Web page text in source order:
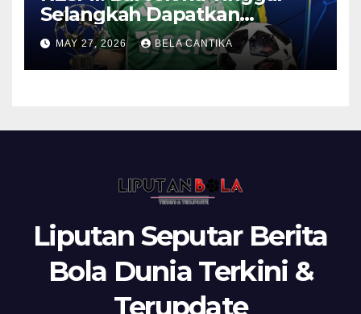
Selangkah Dapatkan
Anthony Gordon
MAY 27, 2026 BELA CANTIKA
Liputan Seputar Berita
Bola Dunia Terkini &
Terupdate